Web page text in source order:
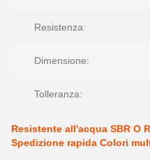
Resistenza:
Dimensione:
Tolleranza:
Resistente all'acqua SBR O
Spedizione rapida Colori